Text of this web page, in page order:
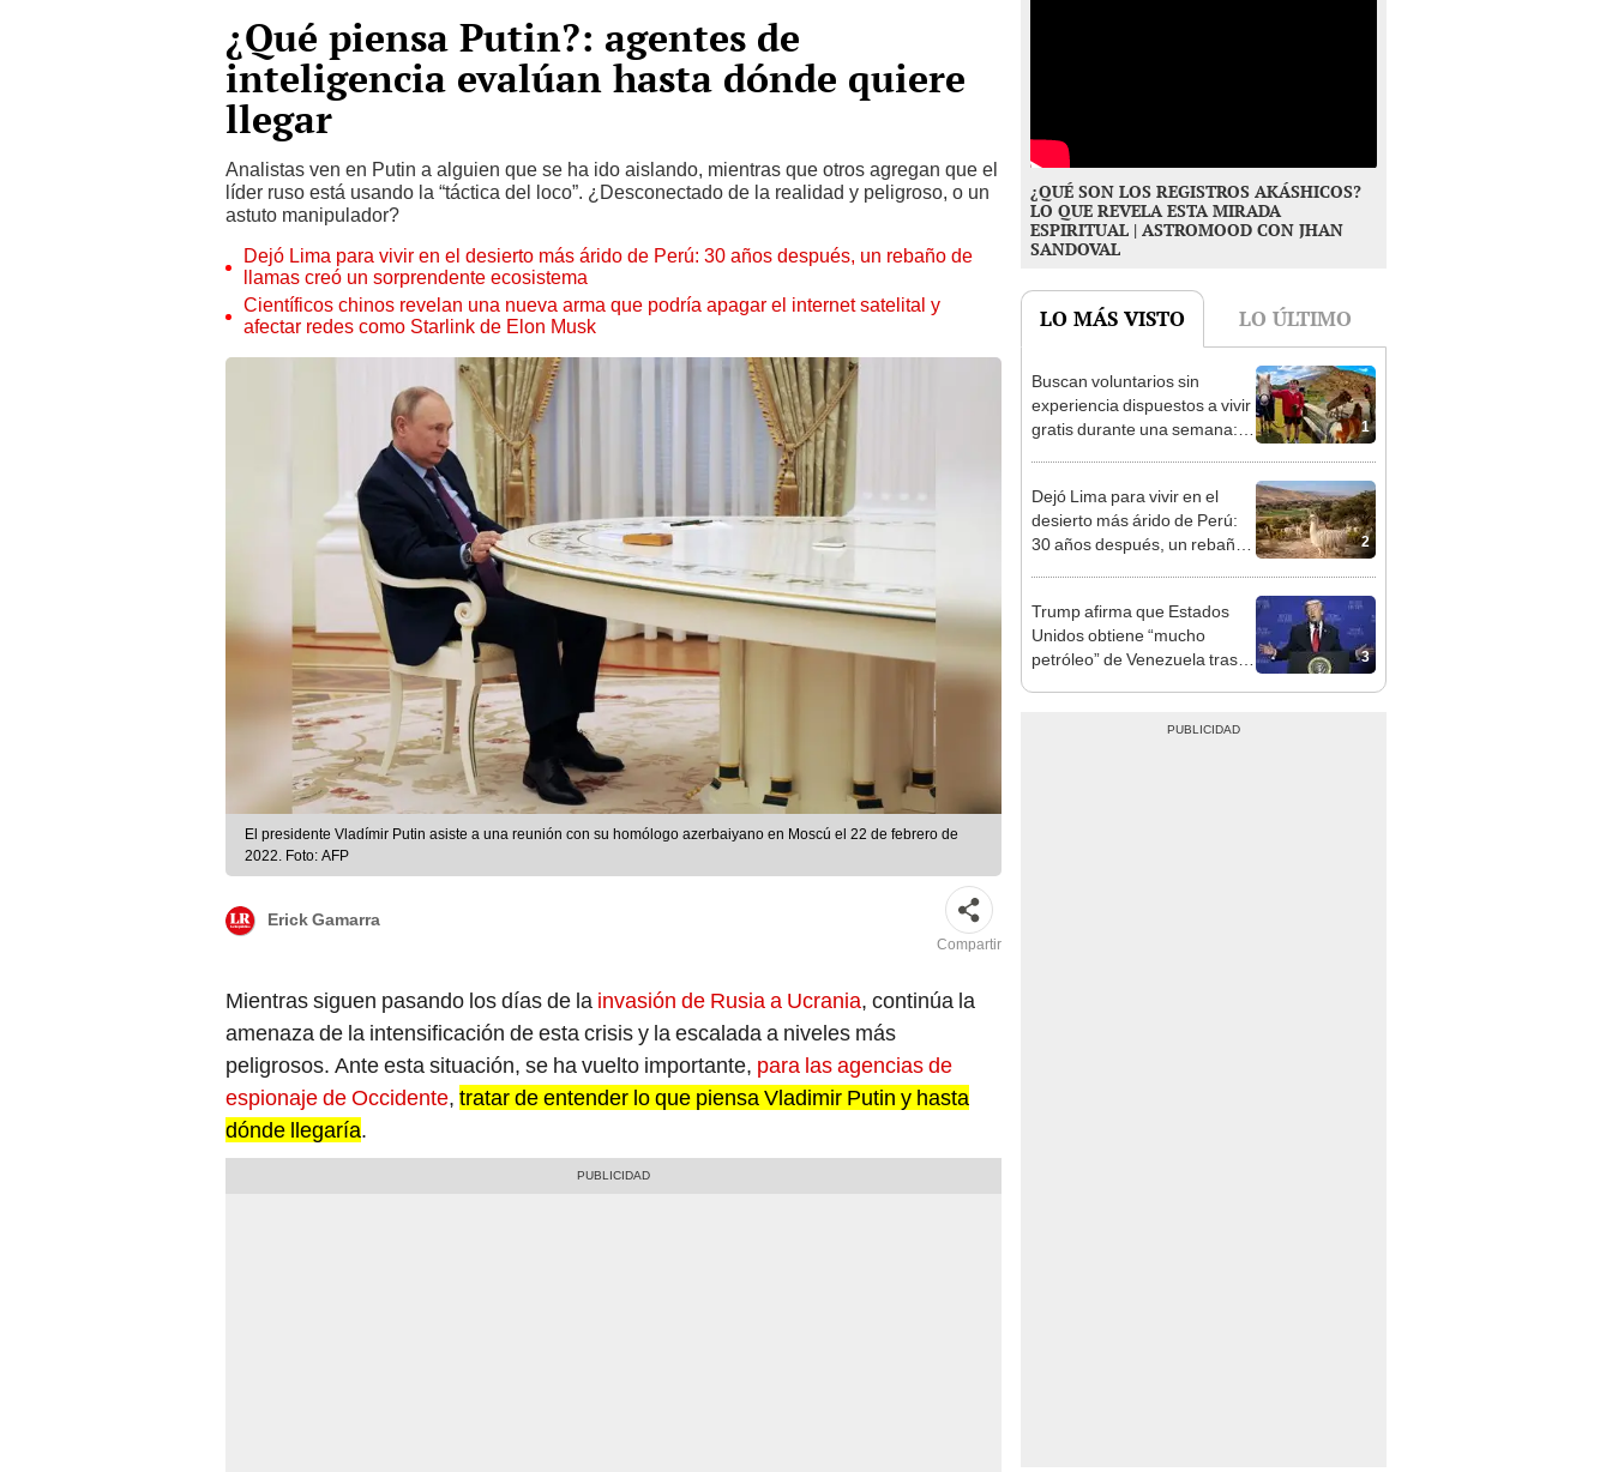
¿Qué piensa Putin?: agentes de
inteligencia evalúan hasta dónde quiere
llegar
Analistas ven en Putin a alguien que se ha ido aislando, mientras que otros agregan que el
líder ruso está usando la “táctica del loco”. ¿Desconectado de la realidad y peligroso, o un
astuto manipulador?
Dejó Lima para vivir en el desierto más árido de Perú: 30 años después, un rebaño de
llamas creó un sorprendente ecosistema
Científicos chinos revelan una nueva arma que podría apagar el internet satelital y
afectar redes como Starlink de Elon Musk
El presidente Vladímir Putin asiste a una reunión con su homólogo azerbaiyano en Moscú el 22 de febrero de
2022. Foto: AFP
Erick Gamarra
Compartir
Mientras siguen pasando los días de la invasión de Rusia a Ucrania, continúa la
amenaza de la intensificación de esta crisis y la escalada a niveles más
peligrosos. Ante esta situación, se ha vuelto importante, para las agencias de
espionaje de Occidente, tratar de entender lo que piensa Vladimir Putin y hasta
dónde llegaría.
¿QUÉ SON LOS REGISTROS AKÁSHICOS?
LO QUE REVELA ESTA MIRADA
ESPIRITUAL | ASTROMOOD CON JHAN
SANDOVAL
LO MÁS VISTO LO ÚLTIMO
1
Buscan voluntarios sin
experiencia dispuestos a vivir
gratis durante una semana:
un refugio por 2 horas
2
Dejó Lima para vivir en el
desierto más árido de Perú:
30 años después, un rebaño
3
Trump afirma que Estados
Unidos obtiene “mucho
petróleo” de Venezuela tras la